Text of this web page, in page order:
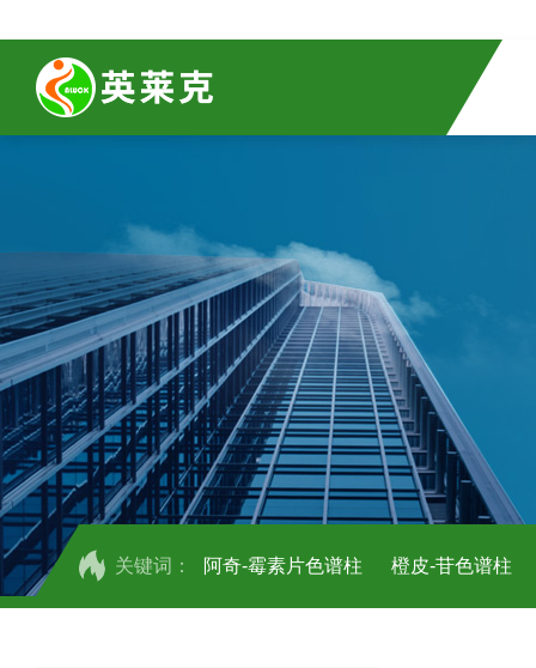
关键词： 阿奇-霉素片色谱柱 橙皮-苷色谱柱